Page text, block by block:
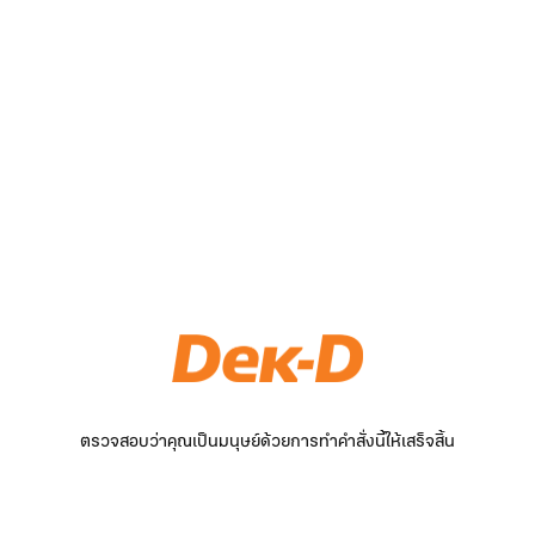
ตรวจสอบว่าคุณเป็นมนุษย์ด้วยการทำคำสั่งนี้ให้เสร็จสิ้น